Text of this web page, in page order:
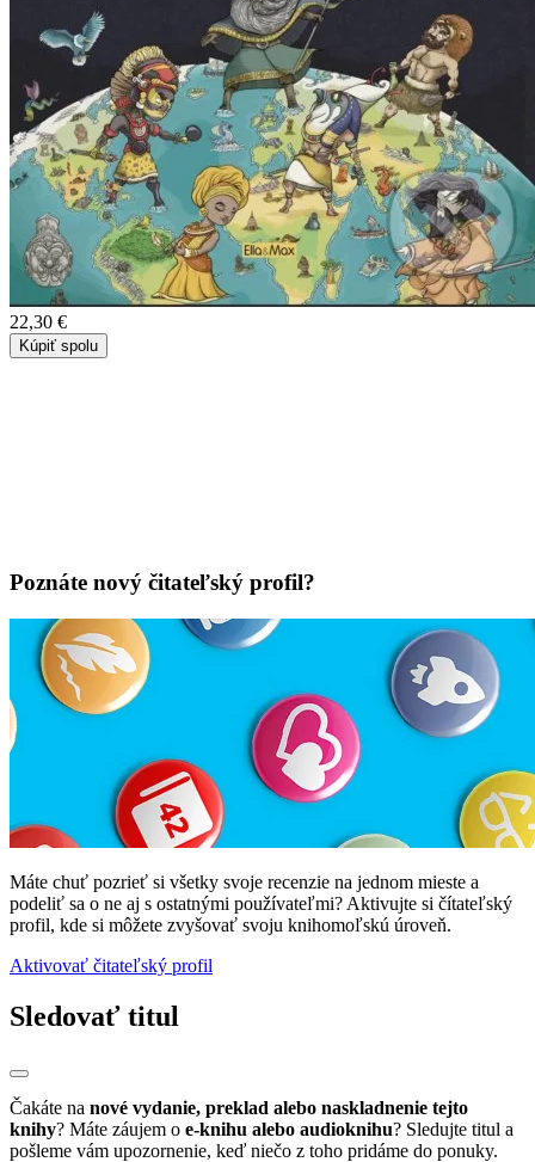
22,30 €
Kúpiť spolu
Poznáte nový čitateľský profil?
Máte chuť pozrieť si všetky svoje recenzie na jednom mieste a
podeliť sa o ne aj s ostatnými používateľmi? Aktivujte si čítateľský
profil, kde si môžete zvyšovať svoju knihomoľskú úroveň.
Aktivovať čitateľský profil
Sledovať titul
Čakáte na nové vydanie, preklad alebo naskladnenie tejto
knihy? Máte záujem o e-knihu alebo audioknihu? Sledujte titul a
pošleme vám upozornenie, keď niečo z toho pridáme do ponuky.